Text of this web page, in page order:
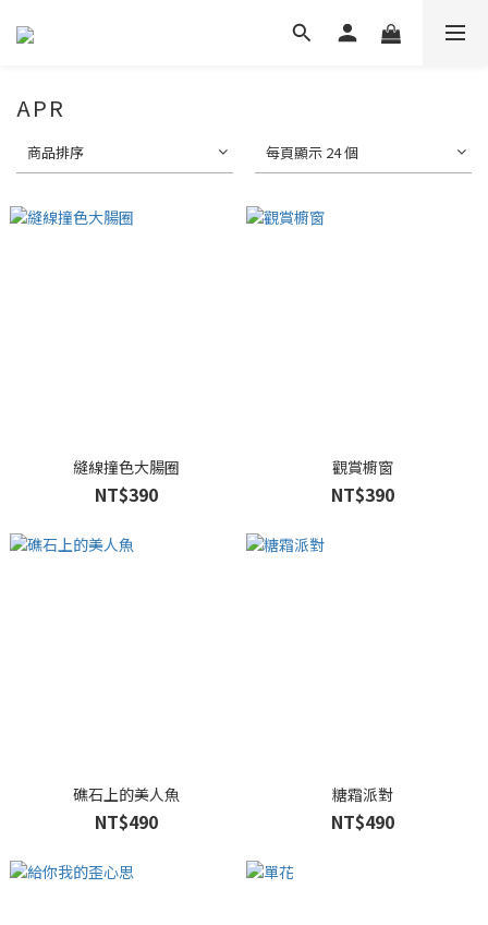
APR
商品排序 每頁顯示 24 個
縫線撞色大腸圈
NT$390
觀賞櫥窗
NT$390
礁石上的美人魚
NT$490
糖霜派對
NT$490